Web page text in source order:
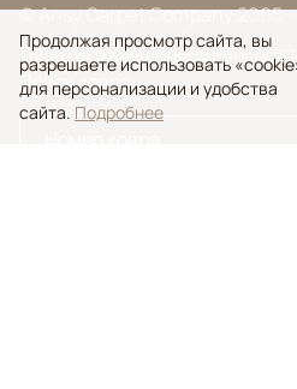
© Ansy Carpet Company 2005
Политика конфиденциальности
Поиск ковра
Продолжая просмотр сайта, вы
разрешаете использовать
для персонализации и удобства
сайта. Подробнее